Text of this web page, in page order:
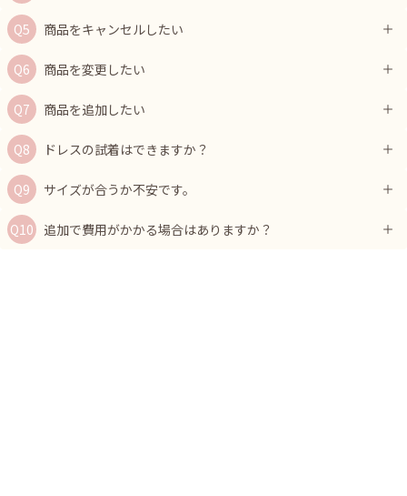
商品をキャンセルしたい
商品を変更したい
商品を追加したい
ドレスの試着はできますか？
サイズが合うか不安です。
追加で費用がかかる場合はありますか？